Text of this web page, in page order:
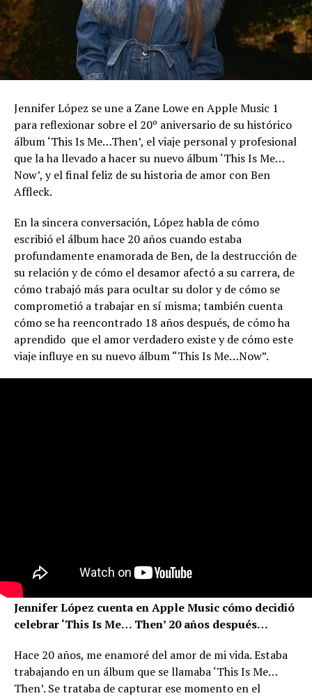
Jennifer López se une a Zane Lowe en Apple Music 1
para reflexionar sobre el 20º aniversario de su histórico
álbum ‘This Is Me…Then’, el viaje personal y profesional
que la ha llevado a hacer su nuevo álbum ‘This Is Me…
Now’, y el final feliz de su historia de amor con Ben
Affleck.
En la sincera conversación, López habla de cómo
escribió el álbum hace 20 años cuando estaba
profundamente enamorada de Ben, de la destrucción de
su relación y de cómo el desamor afectó a su carrera, de
cómo trabajó más para ocultar su dolor y de cómo se
comprometió a trabajar en sí misma; también cuenta
cómo se ha reencontrado 18 años después, de cómo ha
aprendido que el amor verdadero existe y de cómo este
viaje influye en su nuevo álbum “This Is Me…Now”.
Jennifer López cuenta en Apple Music cómo decidió
celebrar ‘This Is Me… Then’ 20 años después…
Hace 20 años, me enamoré del amor de mi vida. Estaba
trabajando en un álbum que se llamaba ‘This Is Me…
Then’. Se trataba de capturar ese momento en el